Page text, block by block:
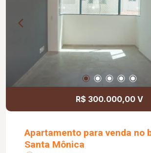
R$ 300.000,00 V
Apartamento para venda no
Santa Mônica